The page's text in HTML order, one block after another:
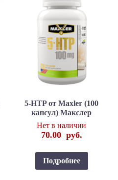
5-HTP от Maxler (100
капсул) Макслер
Нет в наличии
70.00 руб.
Подробнее